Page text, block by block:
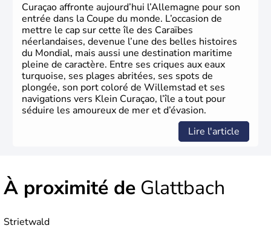
Curaçao affronte aujourd’hui l’Allemagne pour son
entrée dans la Coupe du monde. L’occasion de
mettre le cap sur cette île des Caraïbes
néerlandaises, devenue l’une des belles histoires
du Mondial, mais aussi une destination maritime
pleine de caractère. Entre ses criques aux eaux
turquoise, ses plages abritées, ses spots de
plongée, son port coloré de Willemstad et ses
navigations vers Klein Curaçao, l’île a tout pour
séduire les amoureux de mer et d’évasion.
Lire l'article
À proximité de Glattbach
Strietwald